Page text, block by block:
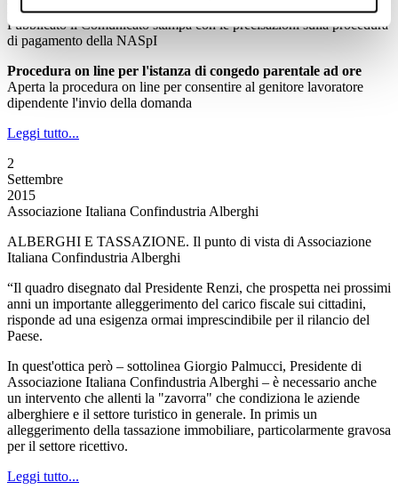
Precisazioni sulla procedura di pagamento della NASpI
Pubblicato il Comunicato stampa con le precisazioni sulla procedura
di pagamento della NASpI
Procedura on line per l'istanza di congedo parentale ad ore
Aperta la procedura on line per consentire al genitore lavoratore
dipendente l'invio della domanda
Leggi tutto...
2
Settembre
2015
Associazione Italiana Confindustria Alberghi
ALBERGHI E TASSAZIONE. Il punto di vista di Associazione
Italiana Confindustria Alberghi
“Il quadro disegnato dal Presidente Renzi, che prospetta nei prossimi
anni un importante alleggerimento del carico fiscale sui cittadini,
risponde ad una esigenza ormai imprescindibile per il rilancio del
Paese.
In quest'ottica però – sottolinea Giorgio Palmucci, Presidente di
Associazione Italiana Confindustria Alberghi – è necessario anche
un intervento che allenti la "zavorra" che condiziona le aziende
alberghiere e il settore turistico in generale. In primis un
alleggerimento della tassazione immobiliare, particolarmente gravosa
per il settore ricettivo.
Leggi tutto...